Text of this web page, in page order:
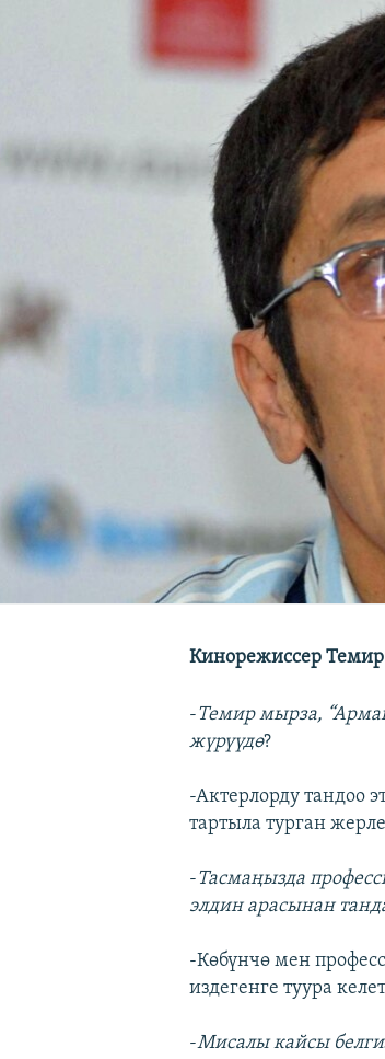
Кинорежиссер
-Темир мырза,
жүрүүдө?
-Актерлорду тандоо
тартыла турган
-Тасмаңызда
элдин арасынан
-Көбүнчө мен
издегенге туура
-Мисалы кайсы